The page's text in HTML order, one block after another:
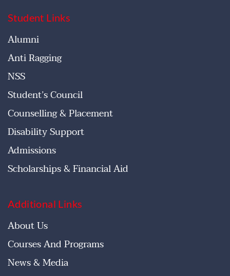
Student Links
Alumni
Anti Ragging
NSS
Student’s Council
Counselling & Placement
Disability Support
Admissions
Scholarships & Financial Aid
Additional Links
About Us
Courses And Programs
News & Media